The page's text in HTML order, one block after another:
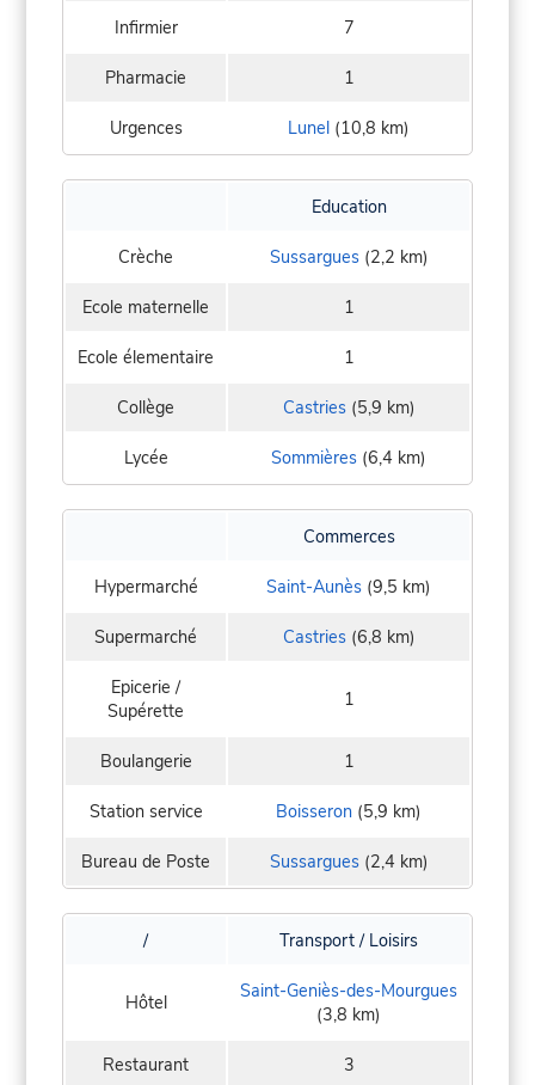
Infirmier 7
Pharmacie 1
Urgences Lunel (10,8 km)
Education
Crèche Sussargues(2,2 km)
Ecole maternelle 1
Ecole élementaire 1
Collège Castries(5,9 km)
Lycée Sommières (6,4 km)
Commerces
Hypermarché Saint-Aunès (9,5 km)
Supermarché Castries(6,8 km)
Epicerie /
Supérette
1
Boulangerie 1
Station service Boisseron (5,9 km)
Bureau de Poste Sussargues(2,4 km)
/ Transport / Loisirs
Hôtel
Saint-Geniès-des-Mourgues
(3,8 km)
Restaurant 3